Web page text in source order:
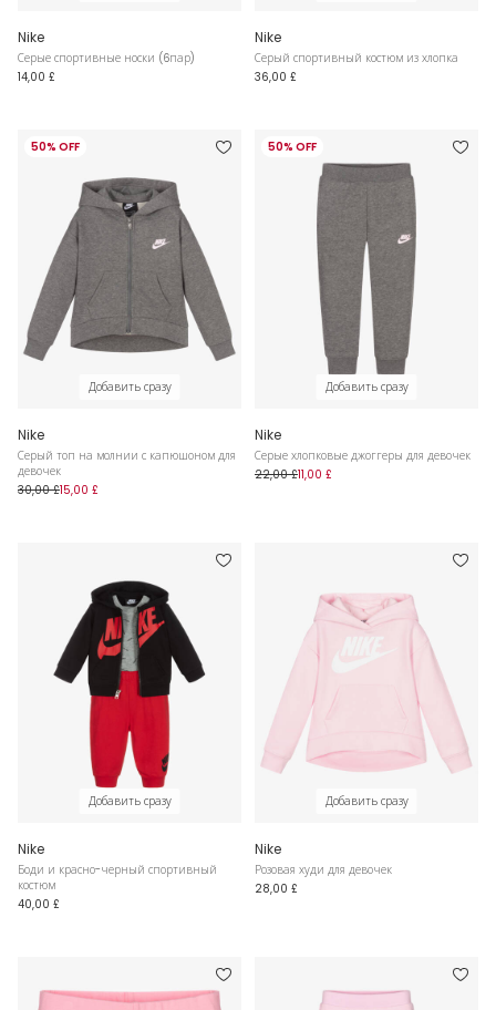
Nike
Серые спортивные носки (6пар)
14,00 £
Nike
Серый спортивный костюм из хлопка
36,00 £
50% OFF
Добавить сразу
Nike
Серый топ на молнии с капюшоном для
девочек
30,00 £15,00 £
50% OFF
Добавить сразу
Nike
Серые хлопковые джоггеры для девочек
22,00 £11,00 £
Добавить сразу
Nike
Боди и красно-черный спортивный
костюм
40,00 £
Добавить сразу
Nike
Розовая худи для девочек
28,00 £